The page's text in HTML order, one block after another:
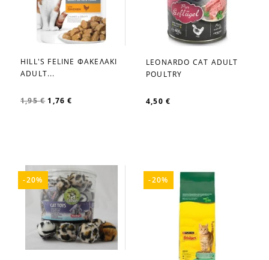
favorite_border
HILL'S FELINE ΦΑΚΕΛΑΚΙ
ADULT...
1,95 € 1,76 €
favorite_border
LEONARDO CAT ADULT
POULTRY
4,50 €
-20% -20%